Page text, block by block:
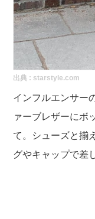
出典 : starstyle.com
インフルエンサー
ァーブレザーにボ
て。シューズと揃
グやキャップで差